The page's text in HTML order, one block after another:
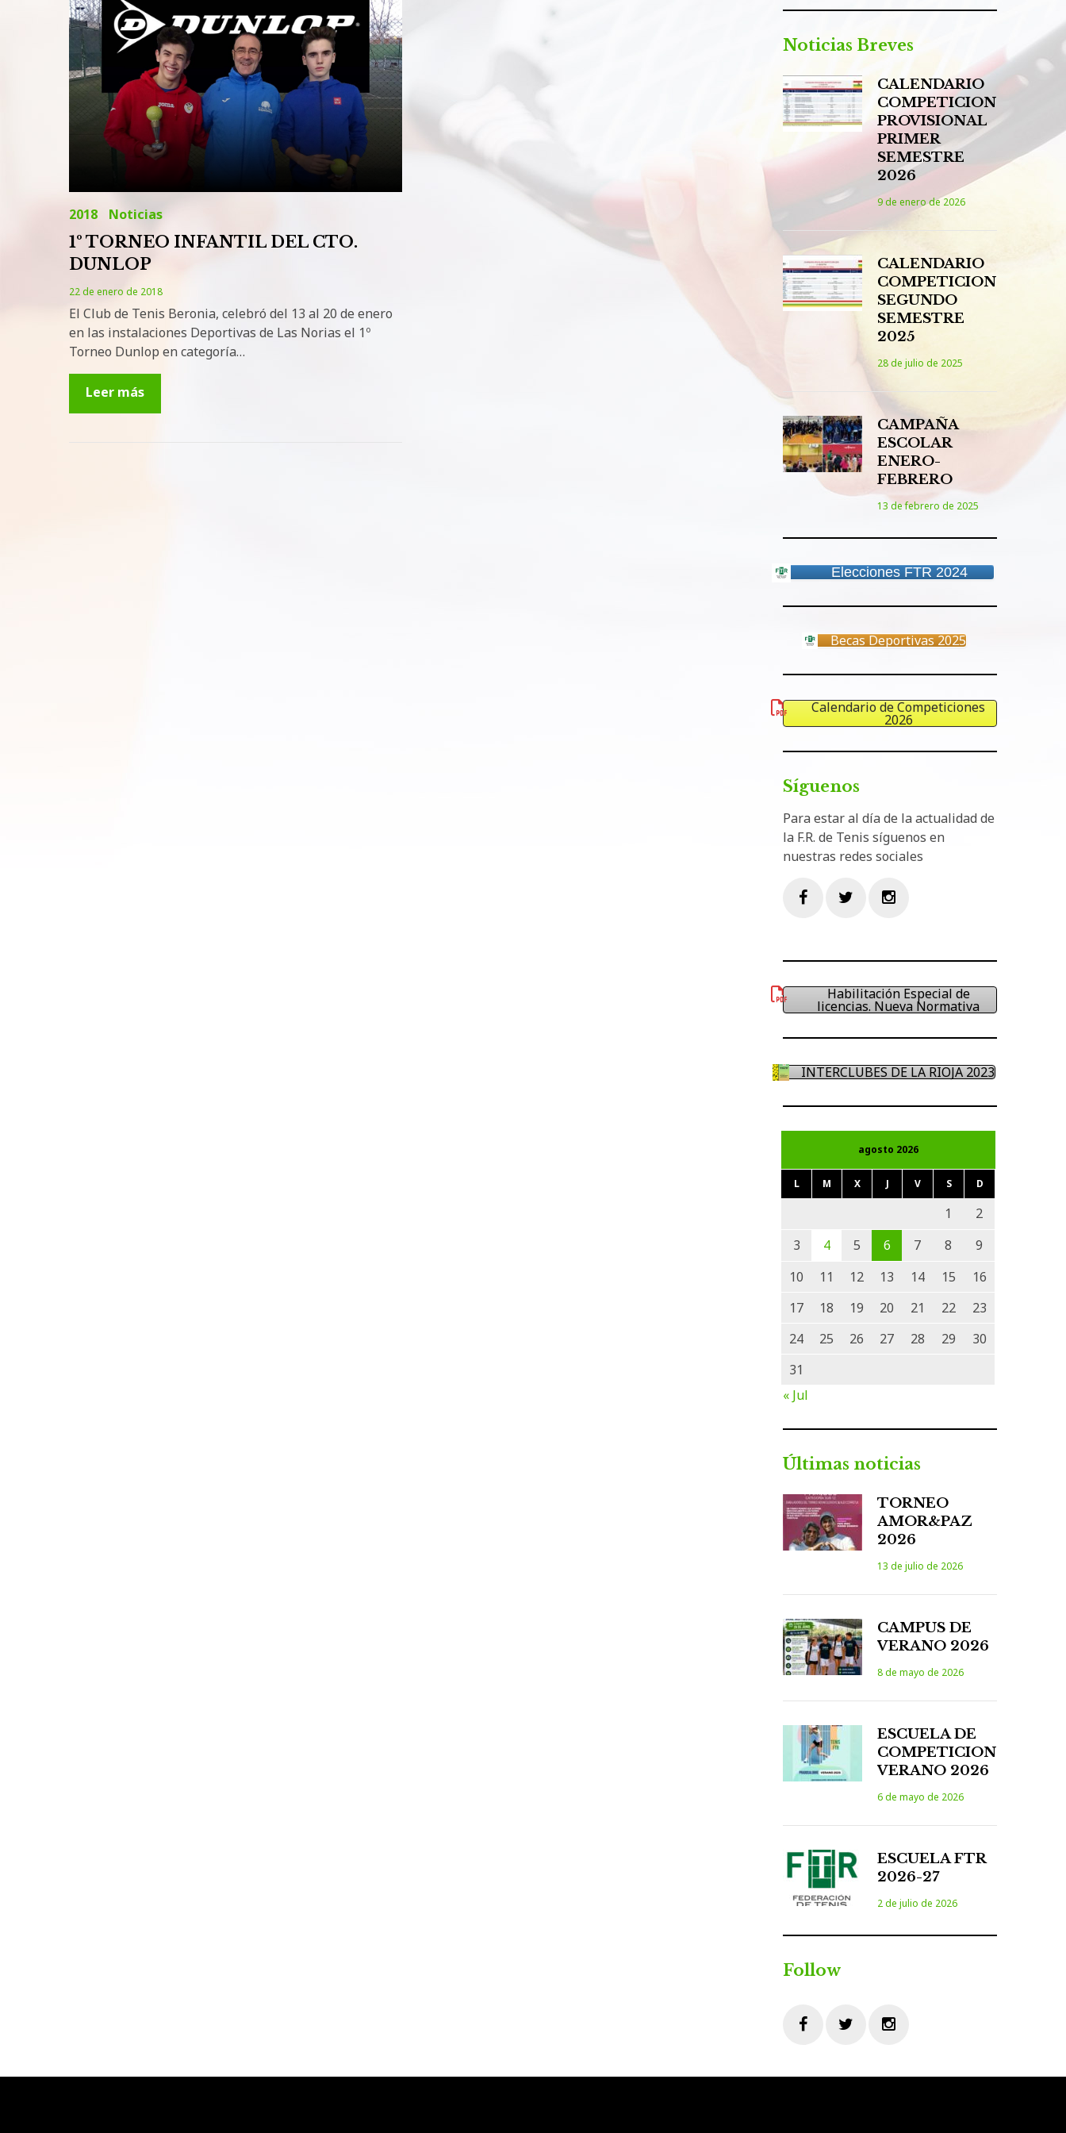
Dunlop
2018 Noticias
1º TORNEO INFANTIL DEL CTO.
DUNLOP
22 de enero de 2018
El Club de Tenis Beronia, celebró del 13 al 20 de enero
en las instalaciones Deportivas de Las Norias el 1º
Torneo Dunlop en categoría…
Leer más
Noticias Breves
CALENDARIO
COMPETICION
PROVISIONAL
PRIMER
SEMESTRE
2026
9 de enero de 2026
CALENDARIO
COMPETICION
SEGUNDO
SEMESTRE
2025
28 de julio de 2025
CAMPAÑA
ESCOLAR
ENERO-
FEBRERO
13 de febrero de 2025
Elecciones FTR 2024
Becas Deportivas 2025
Calendario de Competiciones
2026
Síguenos
Para estar al día de la actualidad de
la F.R. de Tenis síguenos en
nuestras redes sociales
Habilitación Especial de
licencias. Nueva Normativa
INTERCLUBES DE LA RIOJA 2023
agosto 2026
L M X J V S D
1
2
3
4 5 6 7 8
9
10
11 12 13 14 15
16
17
18 19 20 21 22
23
24
25 26 27 28 29
30
31
« Jul
Últimas noticias
TORNEO
AMOR&PAZ
2026
13 de julio de 2026
CAMPUS DE
VERANO 2026
8 de mayo de 2026
ESCUELA DE
COMPETICION
VERANO 2026
6 de mayo de 2026
ESCUELA FTR
2026-27
2 de julio de 2026
Follow